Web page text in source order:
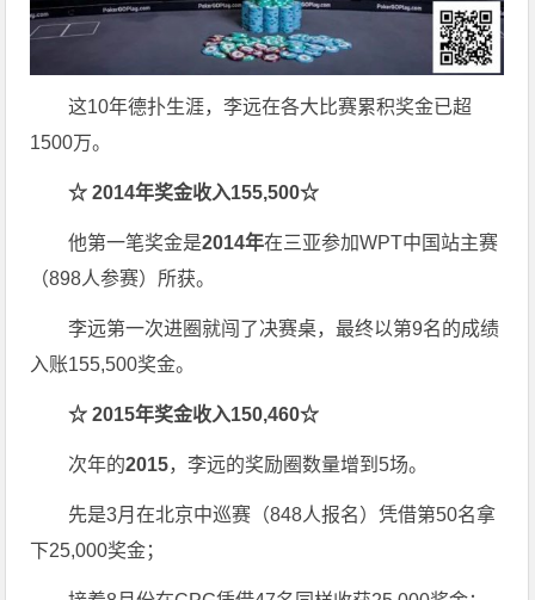
这10年德扑生涯，李远在各大比赛累积奖金已超
1500万。
☆ 2014年奖金收入155,500☆
他第一笔奖金是2014年在三亚参加WPT中国站主赛
（898人参赛）所获。
李远第一次进圈就闯了决赛桌，最终以第9名的成绩
入账155,500奖金。
☆ 2015年奖金收入150,460☆
次年的2015，李远的奖励圈数量增到5场。
先是3月在北京中巡赛（848人报名）凭借第50名拿
下25,000奖金；